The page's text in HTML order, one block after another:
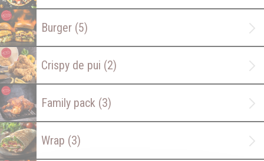
Burger (5)
Crispy de pui (2)
Family pack (3)
Wrap (3)